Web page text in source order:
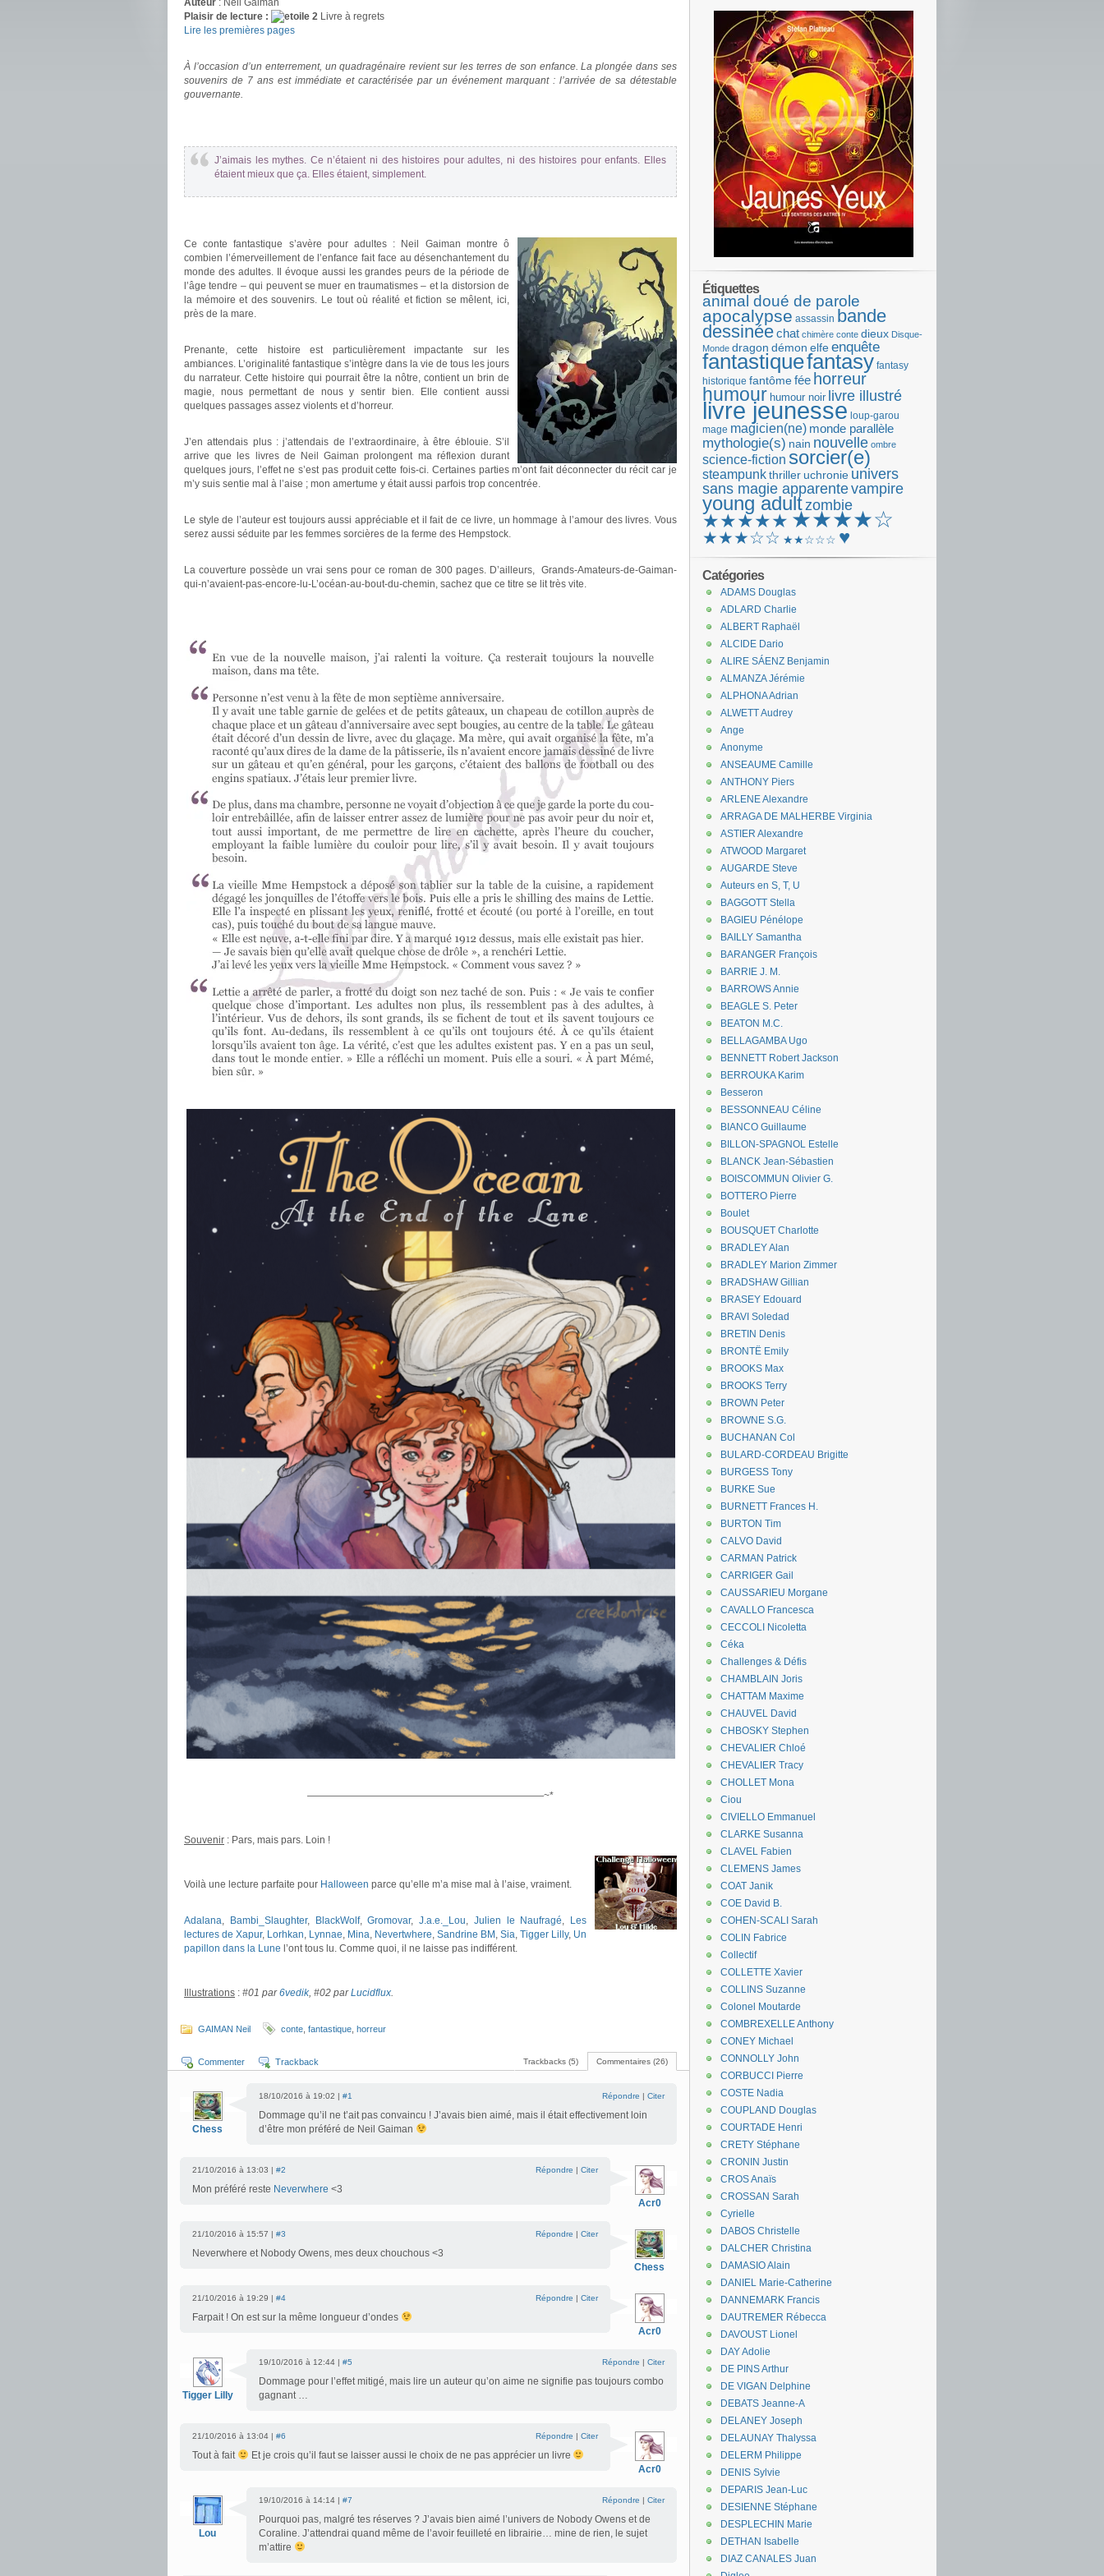
Auteur : Neil Gaiman
Plaisir de lecture :
Livre à regrets
Lire les premières pages
À l’occasion d’un enterrement, un quadragénaire revient sur les terres de son enfance. La plongée dans ses
souvenirs de 7 ans est immédiate et caractérisée par un événement marquant : l’arrivée de sa détestable
gouvernante.
J’aimais les mythes. Ce n’étaient ni des histoires pour adultes, ni des histoires pour enfants. Elles
étaient mieux que ça. Elles étaient, simplement.
Ce conte fantastique s’avère pour adultes : Neil Gaiman montre ô
combien l’émerveillement de l’enfance fait face au désenchantement du
monde des adultes. Il évoque aussi les grandes peurs de la période de
l’âge tendre – qui peuvent se muer en traumatismes – et la distorsion de
la mémoire et des souvenirs. Le tout où réalité et fiction se mêlent, ici,
près de la mare.
Prenante, cette histoire est particulièrement impactante sur les
ambiances. L’originalité fantastique s’intègre dans la vie de tous les jours
du narrateur. Cette histoire qui pourrait être la nôtre, contient un brin de
magie, nous permettant de nous y sentir bien. Elle contient aussi
quelques passages assez violents et d’horreur.
J’en attendais plus : j’attendais de l’extraordinaire, à être éblouie. S’il
arrive que les livres de Neil Gaiman prolongent ma réflexion durant
quelques jours, l’effet ne s’est pas produit cette fois-ci. Certaines parties m’ont fait déconnecter du récit car je
m’y suis sentie mal à l’aise ; mon amertume y était aussi parfois trop concentrée.
Le style de l’auteur est toujours aussi appréciable et il fait de ce livre, un hommage à l’amour des livres. Vous
serez aussi séduite par les femmes sorcières de la ferme des Hempstock.
La couverture possède un vrai sens pour ce roman de 300 pages. D’ailleurs, Grands-Amateurs-de-Gaiman-
qui-n’avaient-pas-encore-lu-L’océan-au-bout-du-chemin, sachez que ce titre se lit très vite.
————————————————————————~*
Souvenir : Pars, mais pars. Loin !
Voilà une lecture parfaite pour Halloween parce qu’elle m’a mise mal à l’aise, vraiment.
Adalana, Bambi_Slaughter, BlackWolf,Gromovar, J.a.e._Lou, Julien le Naufragé,
Les
lectures de Xapur, Lorhkan, Lynnae, Mina, Nevertwhere, Sandrine BM , Sia, Tigger Lilly, Un
papillon dans la Lune l’ont tous lu. Comme quoi, il ne laisse pas indifférent.
Illustrations : #01 par6vedik, #02 parLucidflux.
GAIMAN Neil conte fantastique horreur
Commentaires (26)
Trackbacks (5)
Commenter Trackback
Chess
18/10/2016 à 19:02 | #1 Répondre | Citer
Dommage qu’il ne t’ait pas convaincu ! J’avais bien aimé, mais il était effectivement loin
d’être mon préféré de Neil Gaiman
Acr0
21/10/2016 à 13:03 | #2 Répondre | Citer
Mon préféré reste Neverwhere <3
Chess
21/10/2016 à 15:57 | #3 Répondre | Citer
Neverwhere et Nobody Owens, mes deux chouchous <3
Acr0
21/10/2016 à 19:29 | #4 Répondre | Citer
Farpait ! On est sur la même longueur d’ondes
Tigger Lilly
19/10/2016 à 12:44 | #5 Répondre | Citer
Dommage pour l’effet mitigé, mais lire un auteur qu’on aime ne signifie pas toujours combo
gagnant …
Acr0
21/10/2016 à 13:04 | #6 Répondre | Citer
Tout à fait Et je crois qu’il faut se laisser aussi le choix de ne pas apprécier un livre
Lou
19/10/2016 à 14:14 | #7 Répondre | Citer
Pourquoi pas, malgré tes réserves ? J’avais bien aimé l’univers de Nobody Owens et de
Coraline. J’attendrai quand même de l’avoir feuilleté en librairie… mine de rien, le sujet
m’attire
Étiquettes
animal doué de parole
apocalypse assassin bande
dessinéechat chimère conte dieux Disque-
Monde dragon démon elfeenquête
fantastiquefantasy fantasy
historique fantômefée horreur
humour humour noir livre illustré
livre jeunesse loup-garou
mage magicien(ne) monde parallèle
mythologie(s) nain nouvelle ombre
science-fiction sorcier(e)
steampunkthriller uchronie univers
sans magie apparentevampire
young adultzombie
★★★★★ ★★★★☆
★★★☆☆ ★★☆☆☆ ♥
Catégories
ADAMS Douglas
ADLARD Charlie
ALBERT Raphaël
ALCIDE Dario
ALIRE SÁENZ Benjamin
ALMANZA Jérémie
ALPHONA Adrian
ALWETT Audrey
Ange
Anonyme
ANSEAUME Camille
ANTHONY Piers
ARLENE Alexandre
ARRAGA DE MALHERBE Virginia
ASTIER Alexandre
ATWOOD Margaret
AUGARDE Steve
Auteurs en S, T, U
BAGGOTT Stella
BAGIEU Pénélope
BAILLY Samantha
BARANGER François
BARRIE J. M.
BARROWS Annie
BEAGLE S. Peter
BEATON M.C.
BELLAGAMBA Ugo
BENNETT Robert Jackson
BERROUKA Karim
Besseron
BESSONNEAU Céline
BIANCO Guillaume
BILLON-SPAGNOL Estelle
BLANCK Jean-Sébastien
BOISCOMMUN Olivier G.
BOTTERO Pierre
Boulet
BOUSQUET Charlotte
BRADLEY Alan
BRADLEY Marion Zimmer
BRADSHAW Gillian
BRASEY Edouard
BRAVI Soledad
BRETIN Denis
BRONTË Emily
BROOKS Max
BROOKS Terry
BROWN Peter
BROWNE S.G.
BUCHANAN Col
BULARD-CORDEAU Brigitte
BURGESS Tony
BURKE Sue
BURNETT Frances H.
BURTON Tim
CALVO David
CARMAN Patrick
CARRIGER Gail
CAUSSARIEU Morgane
CAVALLO Francesca
CECCOLI Nicoletta
Céka
Challenges & Défis
CHAMBLAIN Joris
CHATTAM Maxime
CHAUVEL David
CHBOSKY Stephen
CHEVALIER Chloé
CHEVALIER Tracy
CHOLLET Mona
Ciou
CIVIELLO Emmanuel
CLARKE Susanna
CLAVEL Fabien
CLEMENS James
COAT Janik
COE David B.
COHEN-SCALI Sarah
COLIN Fabrice
Collectif
COLLETTE Xavier
COLLINS Suzanne
Colonel Moutarde
COMBREXELLE Anthony
CONEY Michael
CONNOLLY John
CORBUCCI Pierre
COSTE Nadia
COUPLAND Douglas
COURTADE Henri
CRETY Stéphane
CRONIN Justin
CROS Anaïs
CROSSAN Sarah
Cyrielle
DABOS Christelle
DALCHER Christina
DAMASIO Alain
DANIEL Marie-Catherine
DANNEMARK Francis
DAUTREMER Rébecca
DAVOUST Lionel
DAY Adolie
DE PINS Arthur
DE VIGAN Delphine
DEBATS Jeanne-A
DELANEY Joseph
DELAUNAY Thalyssa
DELERM Philippe
DENIS Sylvie
DEPARIS Jean-Luc
DESIENNE Stéphane
DESPLECHIN Marie
DETHAN Isabelle
DIAZ CANALES Juan